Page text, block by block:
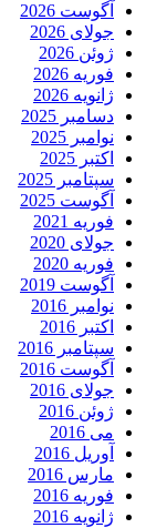
آگوست 2026
جولای 2026
ژوئن 2026
فوریه 2026
ژانویه 2026
دسامبر 2025
نوامبر 2025
اکتبر 2025
سپتامبر 2025
آگوست 2025
فوریه 2021
جولای 2020
فوریه 2020
آگوست 2019
نوامبر 2016
اکتبر 2016
سپتامبر 2016
آگوست 2016
جولای 2016
ژوئن 2016
می 2016
آوریل 2016
مارس 2016
فوریه 2016
ژانویه 2016